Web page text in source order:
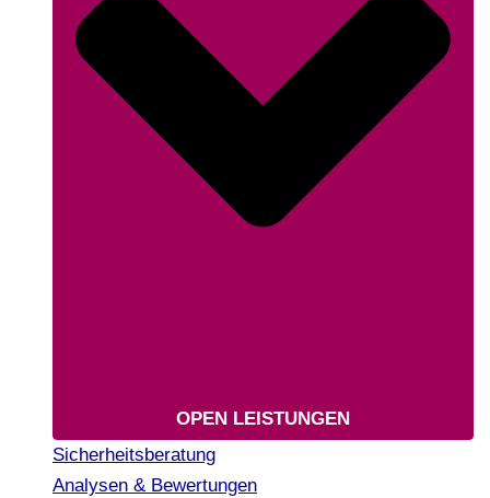
OPEN LEISTUNGEN
Sicherheitsberatung
Analysen & Bewertungen